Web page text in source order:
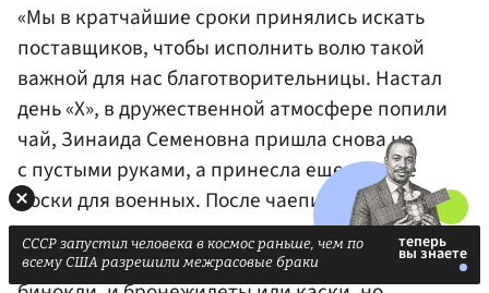
«Мы в кратчайшие сроки принялись искать
поставщиков, чтобы исполнить волю такой
важной для нас благотворительницы. Настал
день «X», в дружественной атмосфере попили
чай, Зинаида Семеновна пришла снова не
с пустыми руками, а принесла еще теплые
носки для военных. После чаепития мы
показали квадрокоптеры и спросили почему
именно их, ответ был прост: «Желание было и
СССР запустил человека в космос раньше, чем по
всему США разрешили межрасовые браки